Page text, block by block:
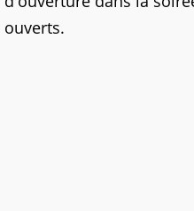
ouverts.